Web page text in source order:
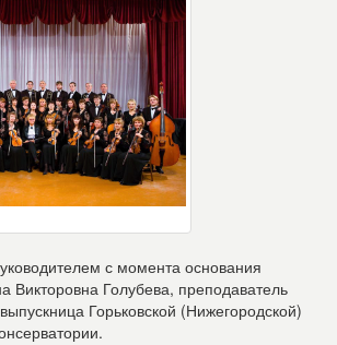
с момента основания
Викторовна Голубева, преподаватель
Горьковской (Нижегородской)